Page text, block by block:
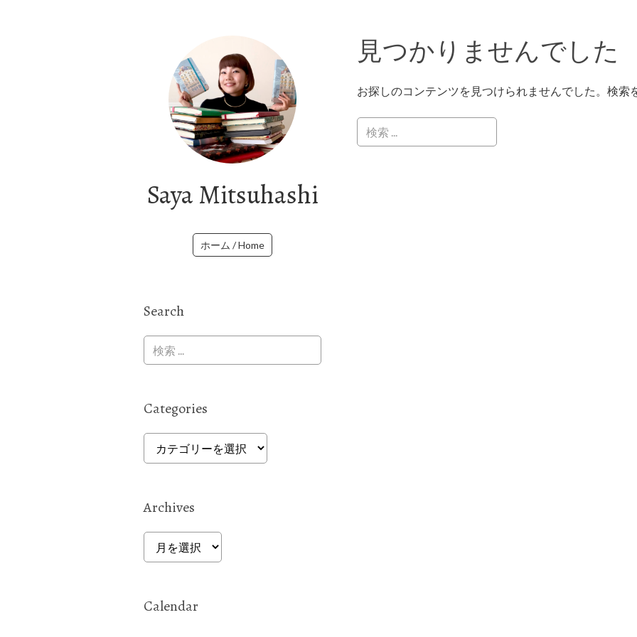
Saya Mitsuhashi
ホーム / Home
見つかりませんでした
お探しのコンテンツを見つけられませんでした。検索
Search
Categories
Categories
Archives
Archives
Calendar